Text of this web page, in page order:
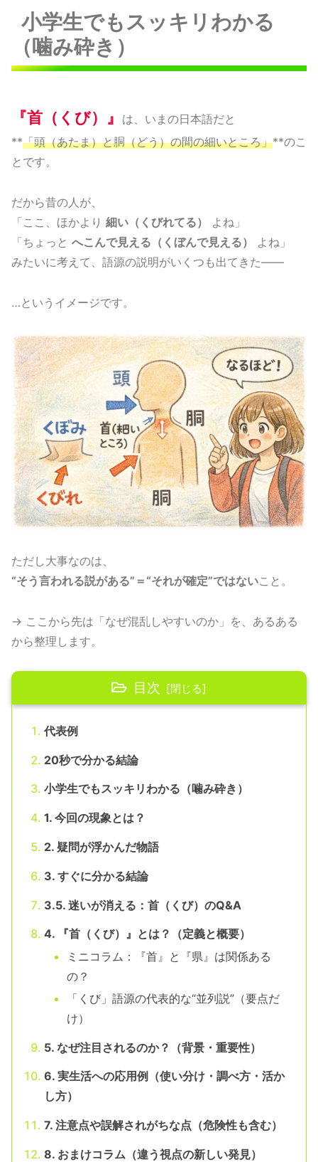
小学生でもスッキリわかる
（噛み砕き）
『首（くび）』
は、いまの日本語だと
**「頭（あたま）と胴（どう）の間の細いところ」**のこ
とです。
だから昔の人が、
「ここ、ほかより 細い（くびれてる）
よね」
「ちょっと へこんで見える（くぼんで見える）
よね」
みたいに考えて、語源の説明がいくつも出てきた――
…というイメージです。
ただし大事なのは、
“そう言われる説がある”＝“それが確定”ではないこと。
→ ここから先は「なぜ混乱しやすいのか」を、あるある
から整理します。
目次
代表例
20秒で分かる結論
小学生でもスッキリわかる（噛み砕き）
1. 今回の現象とは？
2. 疑問が浮かんだ物語
3. すぐに分かる結論
3.5. 迷いが消える：首（くび）のQ&A
4. 『首（くび）』とは？（定義と概要）
ミニコラム：『首』と『県』は関係ある
の？
「くび」語源の代表的な“並列説”（要点だ
け）
5. なぜ注目されるのか？（背景・重要性）
6. 実生活への応用例（使い分け・調べ方・活か
し方）
7. 注意点や誤解されがちな点（危険性も含む）
8. おまけコラム（違う視点の新しい発見）